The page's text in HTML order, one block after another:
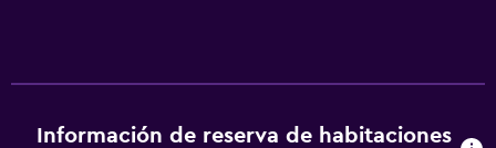
Información de reserva de habitaciones